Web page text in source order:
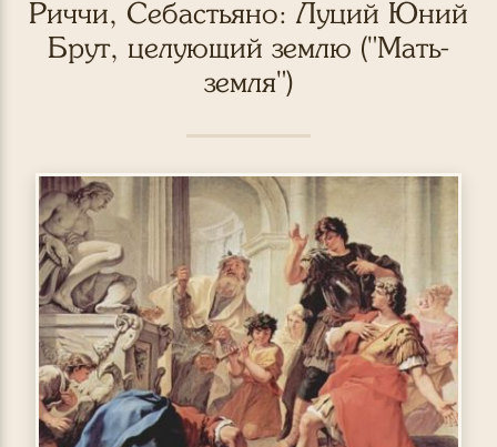
Риччи, Себастьяно: Луций Юний
Брут, целующий землю ("Мать-
земля")